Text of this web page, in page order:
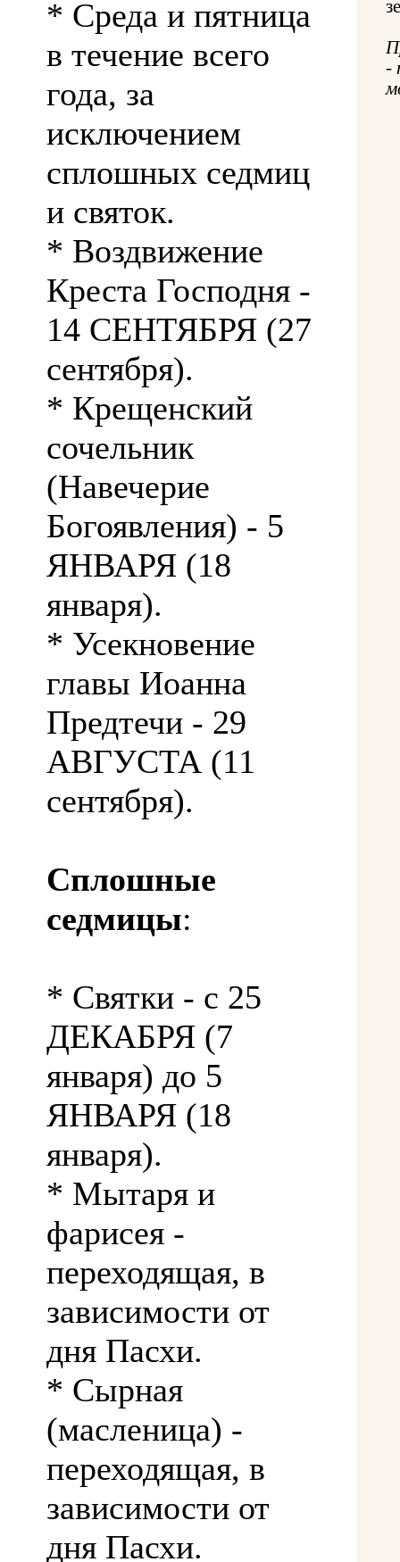
* Среда и пятница
в течение всего
года, за
исключением
сплошных седмиц
и святок.
* Воздвижение
Креста Господня -
14 СЕНТЯБРЯ (27
сентября).
* Крещенский
сочельник
(Навечерие
Богоявления) - 5
ЯНВАРЯ (18
января).
* Усекновение
главы Иоанна
Предтечи - 29
АВГУСТА (11
сентября).
Сплошные
седмицы:
* Святки - с 25
ДЕКАБРЯ (7
января) до 5
ЯНВАРЯ (18
января).
* Мытаря и
фарисея -
переходящая, в
зависимости от
дня Пасхи.
* Сырная
(масленица) -
переходящая, в
зависимости от
дня Пасхи.
-